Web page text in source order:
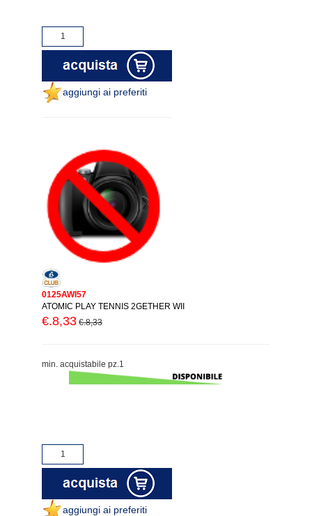
aggiungi ai preferiti
0125AWI57
ATOMIC PLAY TENNIS 2GETHER WII
€.8,33 €.8,33
min. acquistabile pz.1
aggiungi ai preferiti